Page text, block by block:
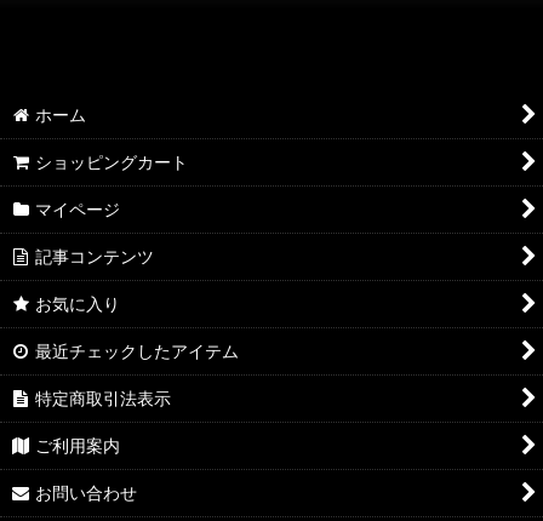
AQP2.0 KR/R
AQP2.0 U/C
AQP2.0 その他
YUZ3.0 SSP/SP/SR
YUZ3.0 KR/R
YUZ3.0 U/C
YUZ3.0 その他
NEX3.0 SSP/SP/SR
ホーム
ショッピングカート
マイページ
記事コンテンツ
お気に入り
最近チェックしたアイテム
特定商取引法表示
ご利用案内
お問い合わせ